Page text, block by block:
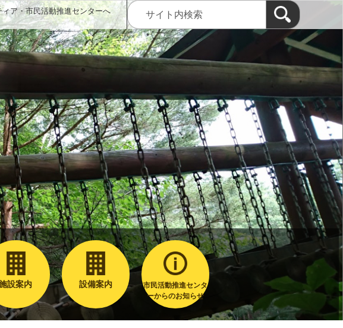
ィア・市民活動推進センターへ
設案内 設備案内
市民活動推進センタ
ーからのお知らせ